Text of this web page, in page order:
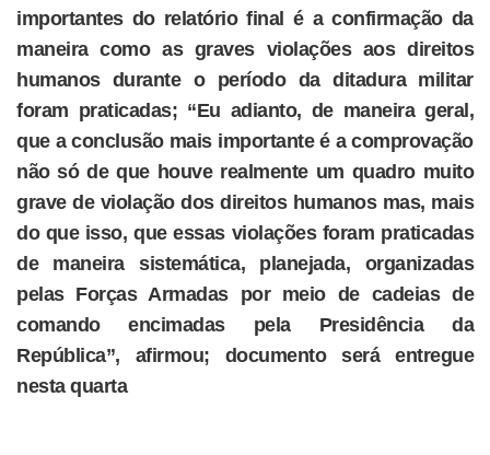
importantes do relatório final é a confirmação da
maneira como as graves violações aos direitos
humanos durante o período da ditadura militar
foram praticadas; “Eu adianto, de maneira geral,
que a conclusão mais importante é a comprovação
não só de que houve realmente um quadro muito
grave de violação dos direitos humanos mas, mais
do que isso, que essas violações foram praticadas
de maneira sistemática, planejada, organizadas
pelas Forças Armadas por meio de cadeias de
comando encimadas pela Presidência da
República”, afirmou; documento será entregue
nesta quarta